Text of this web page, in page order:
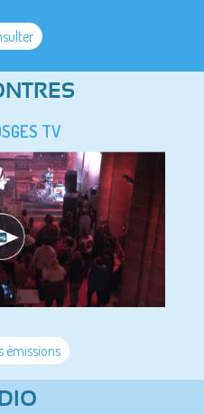
TV
émissions